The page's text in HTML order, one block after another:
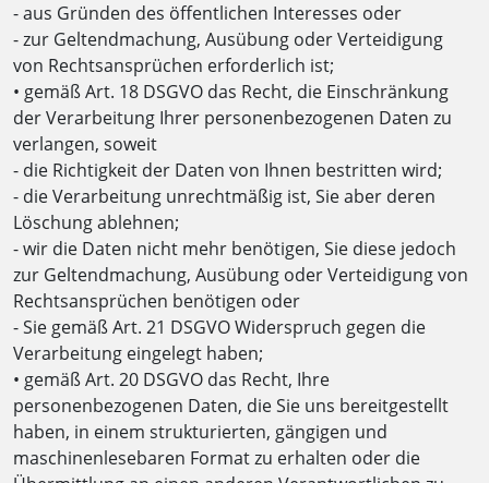
- aus Gründen des öffentlichen Interesses oder
- zur Geltendmachung, Ausübung oder Verteidigung
von Rechtsansprüchen erforderlich ist;
• gemäß Art. 18 DSGVO das Recht, die Einschränkung
der Verarbeitung Ihrer personenbezogenen Daten zu
verlangen, soweit
- die Richtigkeit der Daten von Ihnen bestritten wird;
- die Verarbeitung unrechtmäßig ist, Sie aber deren
Löschung ablehnen;
- wir die Daten nicht mehr benötigen, Sie diese jedoch
zur Geltendmachung, Ausübung oder Verteidigung von
Rechtsansprüchen benötigen oder
- Sie gemäß Art. 21 DSGVO Widerspruch gegen die
Verarbeitung eingelegt haben;
• gemäß Art. 20 DSGVO das Recht, Ihre
personenbezogenen Daten, die Sie uns bereitgestellt
haben, in einem strukturierten, gängigen und
maschinenlesebaren Format zu erhalten oder die